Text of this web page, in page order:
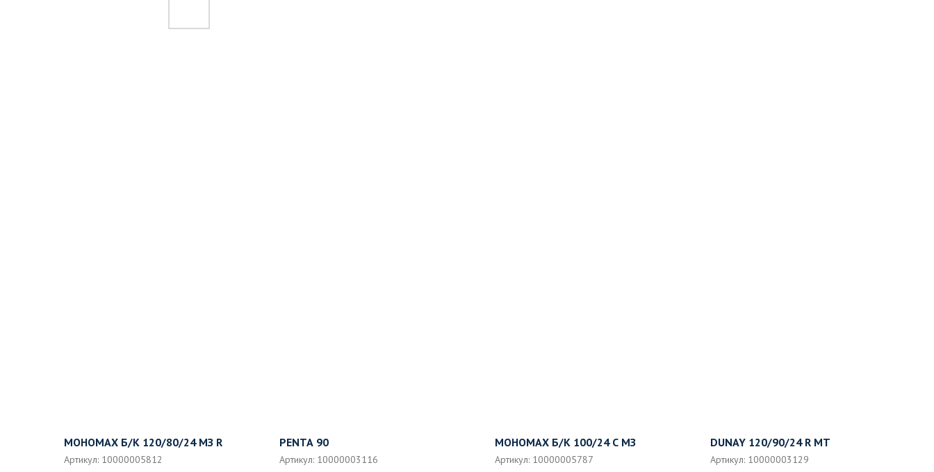
МОНОМАХ Б/К 120/80/24 МЗ R
Артикул: 10000005812
PENTA 90
Артикул: 10000003116
МОНОМАХ Б/К 100/24 С МЗ
Артикул: 10000005787
DUNAY 120/90/24 R MT
Артикул: 10000003129